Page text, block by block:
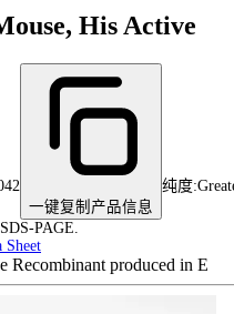
His Active
一键复制产品信息
纯度:
PAGE.
Sheet
Recombinant produced in E